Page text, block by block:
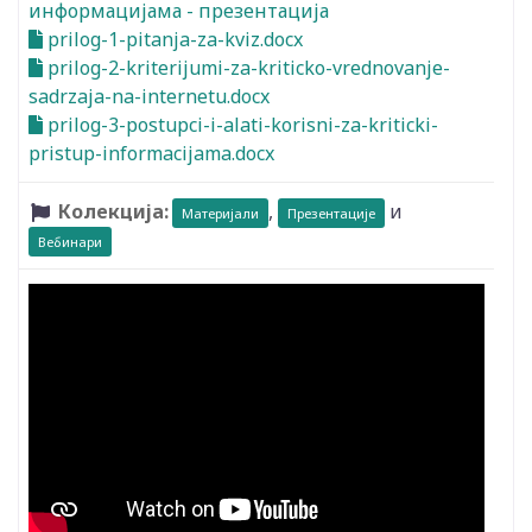
информацијама - презентација
prilog-1-pitanja-za-kviz.docx
prilog-2-kriteriјumi-za-kriticko-vrednovanje-
sadrzaјa-na-internetu.docx
prilog-3-postupci-i-alati-korisni-za-kriticki-
pristup-informaciјama.docx
Колекција: Материјали , Презентације и
Вебинари